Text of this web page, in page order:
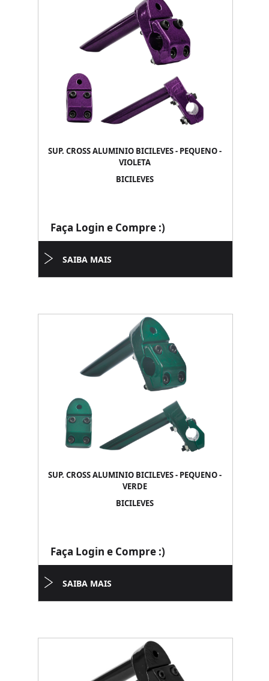
SUP. CROSS ALUMINIO BICILEVES - PEQUENO -
VIOLETA
BICILEVES
Faça Login e Compre :)
SAIBA MAIS
SUP. CROSS ALUMINIO BICILEVES - PEQUENO -
VERDE
BICILEVES
Faça Login e Compre :)
SAIBA MAIS